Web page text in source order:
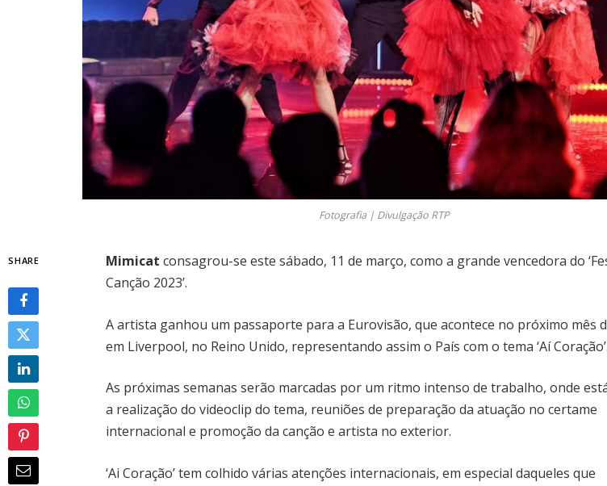
Fotografia | Divulgação RTP
SHARE Mimicat consagrou-se este sábado, 11 de março, como a grande vencedora do
Canção 2023’.
A artista ganhou um passaporte para a Eurovisão, que acontece no próximo mês
em Liverpool, no Reino Unido, representando assim o País com o tema ‘Aí Coração’.
As próximas semanas serão marcadas por um ritmo intenso de trabalho, onde
a realização do videoclip do tema, reuniões de preparação da atuação no certame
internacional e promoção da canção e artista no exterior.
‘Ai Coração’ tem colhido várias atenções internacionais, em especial daqueles que